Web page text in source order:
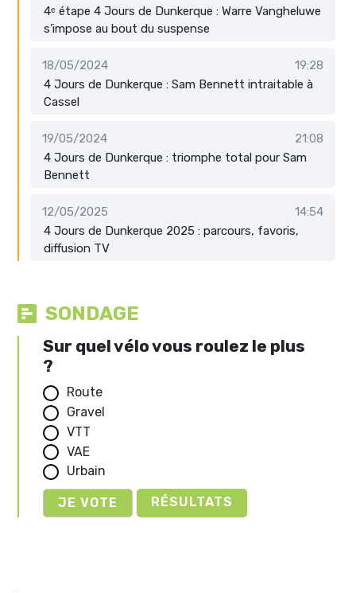
4ᵉ étape 4 Jours de Dunkerque : Warre Vangheluwe
s’impose au bout du suspense
18/05/2024
19:28
4 Jours de Dunkerque : Sam Bennett intraitable à
Cassel
19/05/2024
21:08
4 Jours de Dunkerque : triomphe total pour Sam
Bennett
12/05/2025
14:54
4 Jours de Dunkerque 2025 : parcours, favoris,
diffusion TV
SONDAGE
Sur quel vélo vous roulez le plus
?
Route
Gravel
VTT
VAE
Urbain
RÉSULTATS